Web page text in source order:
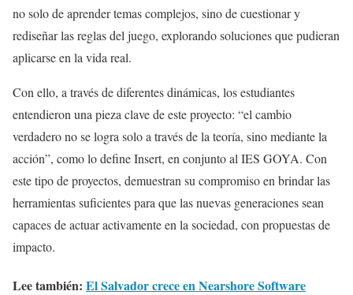
no solo de aprender temas complejos, sino de cuestionar y
rediseñar las reglas del juego, explorando soluciones que pudieran
aplicarse en la vida real.
Con ello, a través de diferentes dinámicas, los estudiantes
entendieron una pieza clave de este proyecto: “el cambio
verdadero no se logra solo a través de la teoría, sino mediante la
acción”, como lo define Insert, en conjunto al IES GOYA. Con
este tipo de proyectos, demuestran su compromiso en brindar las
herramientas suficientes para que las nuevas generaciones sean
capaces de actuar activamente en la sociedad, con propuestas de
impacto.
Lee también: El Salvador crece en Nearshore Software